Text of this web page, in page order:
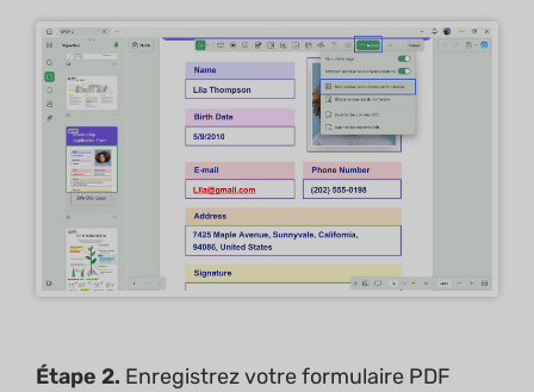
Étape 2. Enregistrez votre formulaire PDF